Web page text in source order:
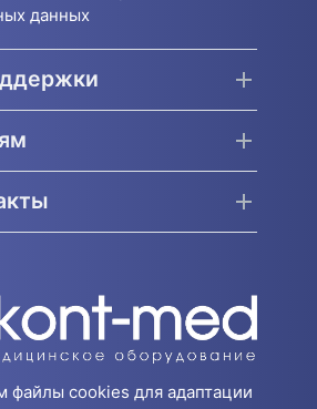
данных
файлы cookies для адаптации